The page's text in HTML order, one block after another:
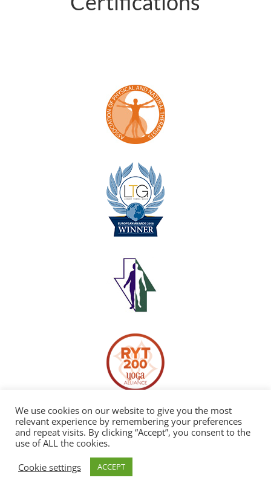
Healing Massage Bristol, 32 Alma Vale Rd, Clifton, Bristol, BS8 2HY
We use cookies on our website to give you the most
relevant experience by remembering your preferences
and repeat visits. By clicking “Accept”, you consent to the
use of ALL the cookies.
Cookie settings
ACCEPT